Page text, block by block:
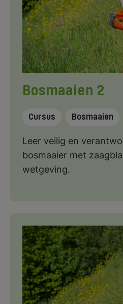
Bosmaaien 2
Cursus Bosmaaien
Leer veilig en
bosmaaier met
wetgeving.